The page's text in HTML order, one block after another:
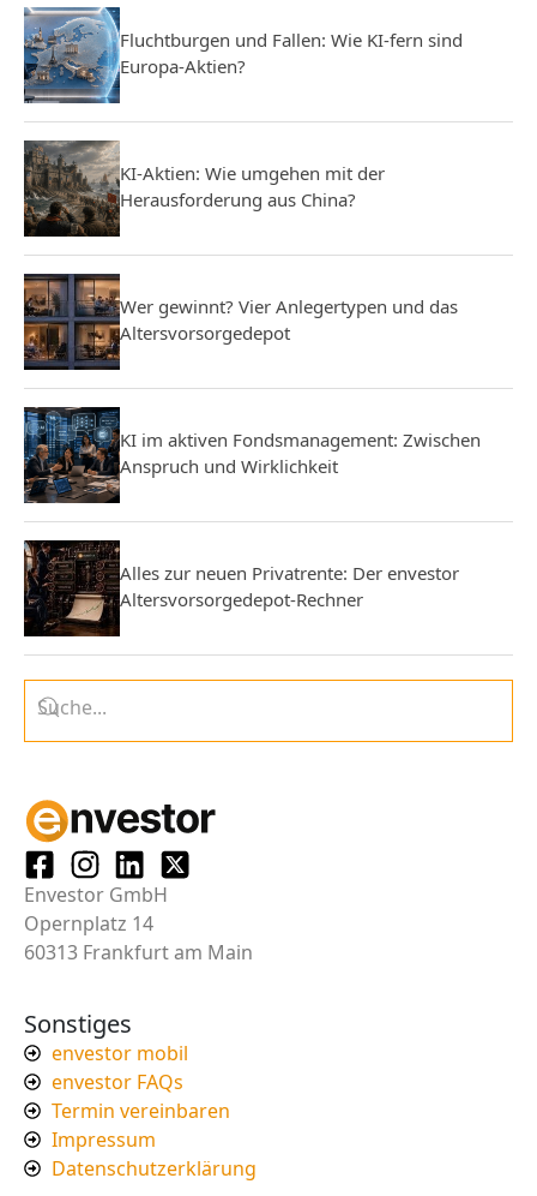
Fluchtburgen und Fallen: Wie KI-fern sind
Europa-Aktien?
KI-Aktien: Wie umgehen mit der
Herausforderung aus China?
Wer gewinnt? Vier Anlegertypen und das
Altersvorsorgedepot
KI im aktiven Fondsmanagement: Zwischen
Anspruch und Wirklichkeit
Alles zur neuen Privatrente: Der envestor
Altersvorsorgedepot-Rechner
Envestor GmbH
Opernplatz 14
60313 Frankfurt am Main
Sonstiges
envestor mobil
envestor FAQs
Termin vereinbaren
Impressum
Datenschutzerklärung